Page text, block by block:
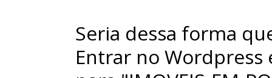
Seria dessa forma
Entrar no Wordpress